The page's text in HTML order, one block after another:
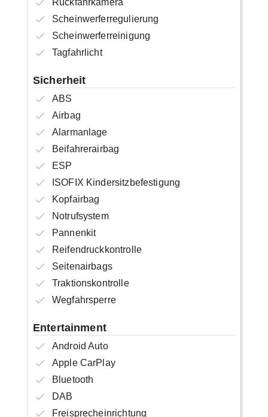
Scheinwerferregulierung
Scheinwerferreinigung
Tagfahrlicht
Sicherheit
ABS
Airbag
Alarmanlage
Beifahrerairbag
ESP
ISOFIX Kindersitzbefestigung
Kopfairbag
Notrufsystem
Pannenkit
Reifendruckkontrolle
Seitenairbags
Traktionskontrolle
Wegfahrsperre
Entertainment
Android Auto
Apple CarPlay
Bluetooth
DAB
Freisprecheinrichtung